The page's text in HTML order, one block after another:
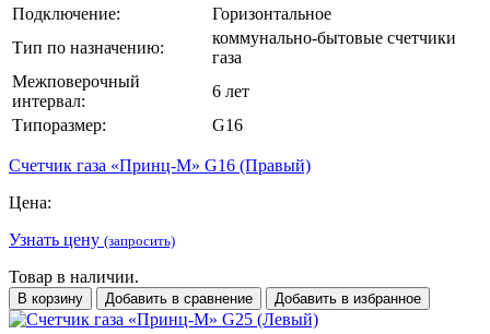
Подключение:
Горизонтальное
Тип по назначению:
коммунально-бытовые счетчики
газа
Межповерочный
интервал:
6 лет
Типоразмер:
G16
Счетчик газа «Принц-М» G16 (Правый)
Цена:
Узнать цену (запросить)
Товар в наличии.
В корзину Добавить в сравнение Добавить в избранное